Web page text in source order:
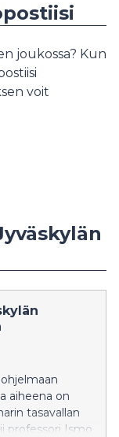
joukossa? Kun
voit
aiheena on
tasavallan
professori Ismo